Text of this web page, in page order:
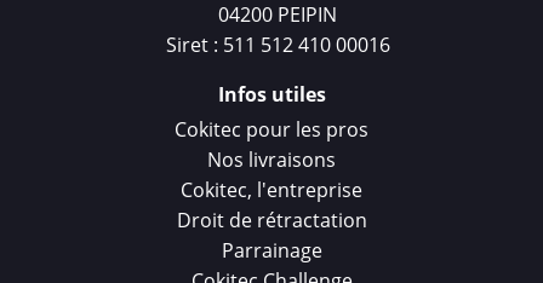
04200 PEIPIN
Siret : 511 512 410 00016
Infos utiles
Cokitec pour les pros
Nos livraisons
Cokitec, l'entreprise
Droit de rétractation
Parrainage